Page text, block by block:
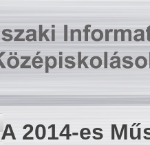
A 2014-es